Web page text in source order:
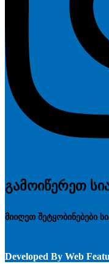
გამოიწერეთ
მიიღეთ შეტყობინებები
Developed By Web